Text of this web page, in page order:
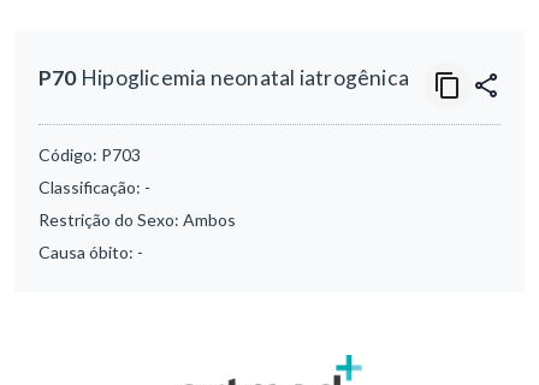
P70Hipoglicemia neonatal iatrogênica
Código: P703
Classificação: -
Restrição do Sexo: Ambos
Causa óbito: -